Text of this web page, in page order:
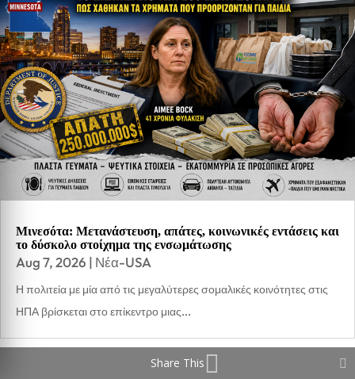
Μινεσότα: Μετανάστευση, απάτες, κοινωνικές εντάσεις και
το δύσκολο στοίχημα της ενσωμάτωσης
Aug 7, 2026 | Νέα-USA
Η πολιτεία με μία από τις μεγαλύτερες σομαλικές κοινότητες στις
ΗΠΑ βρίσκεται στο επίκεντρο μιας...
Share This